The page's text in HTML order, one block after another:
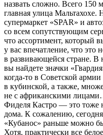
назвать сложно. Всего 150
главная улица Мальтахохе.
супермаркет «SPAR» и
со всем сопутствующим
что ассортимент, который
у вас впечатление, что это
в развивающейся стране.
вы найдете значки
когда-то в Советской
в кубинской, а также,
не с африканскими
Фиделя Кастро — это тоже
дома. К сожалению,
«Кубанос» раньше можно
Хотя, практически все